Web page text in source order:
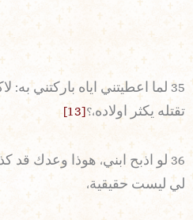
35 لما اعطيتني اياه باركتني به:
تقتله يكثر اولاده،؟[13]
36 لو اذبح ابني، هوذا وعدك قد كذب، ولو [ اقتله
لي ليست حقيقية،